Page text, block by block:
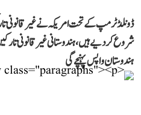
ڈونلڈ ٹرمپ کے تحت امریکہ نے غیر
ہندوستان واپس پہنچے گی